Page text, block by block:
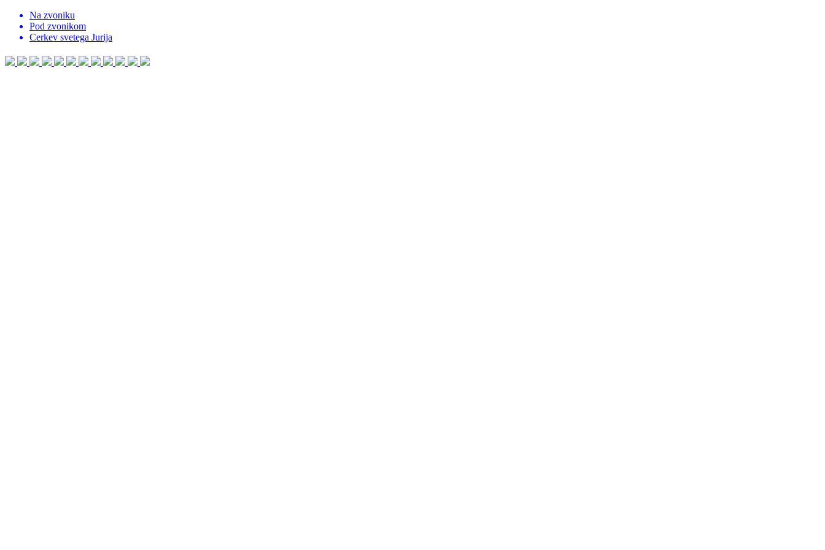
Na zvoniku
Pod zvonikom
Cerkev svetega Jurija